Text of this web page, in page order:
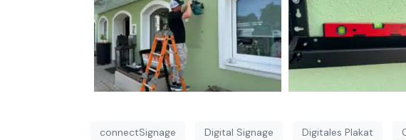
connectSignage Digital Signage Digitales Plakat